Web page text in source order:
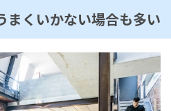
まくいかない場合も多い